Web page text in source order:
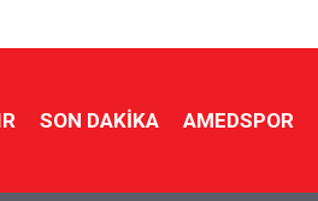
SON DAKIKA AMEDSPOR